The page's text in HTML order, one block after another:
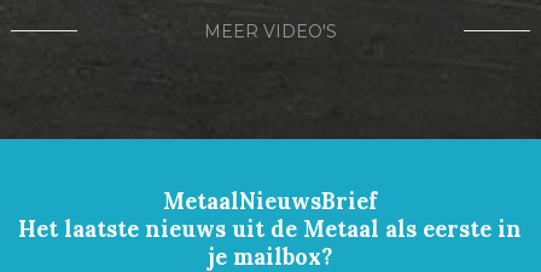
MEER VIDEO'S
MetaalNieuwsBrief
Het laatste nieuws uit de Metaal als eerste in
je mailbox?